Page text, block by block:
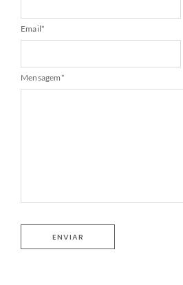
Email*